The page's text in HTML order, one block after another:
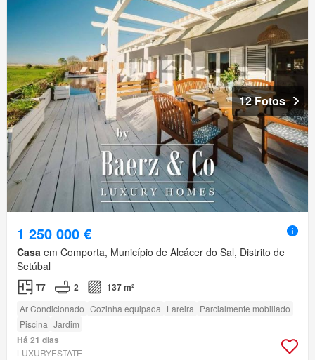
12 Fotos
1 250 000 €
Casa em Comporta, Município de Alcácer do Sal, Distrito de
Setúbal
T7 2 137 m²
Ar Condicionado Cozinha equipada Lareira Parcialmente mobiliado
Piscina Jardim
Há 21 dias
LUXURYESTATE